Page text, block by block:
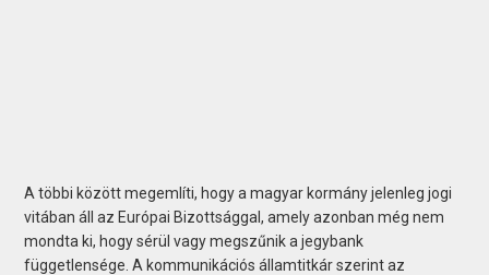
A többi között megemlíti, hogy a magyar kormány jelenleg jogi
vitában áll az Európai Bizottsággal, amely azonban még nem
mondta ki, hogy sérül vagy megszűnik a jegybank
függetlensége. A kommunikációs államtitkár szerint az